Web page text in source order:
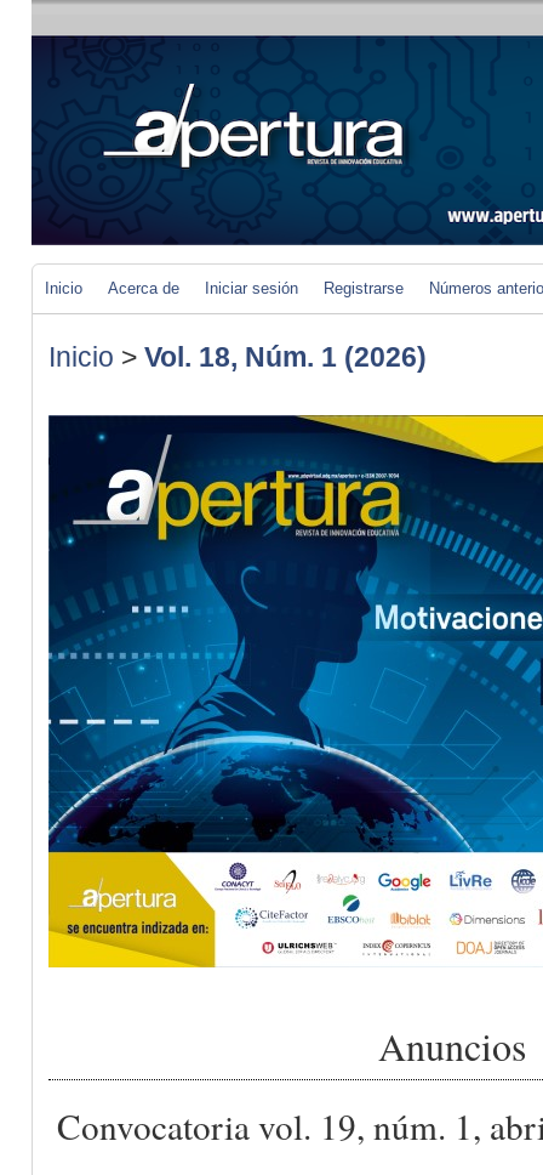
Inicio Acerca de Iniciar sesión Registrarse Números
Inicio > Vol. 18, Núm. 1 (2026)
Anuncios
Convocatoria vol. 19, núm. 1,